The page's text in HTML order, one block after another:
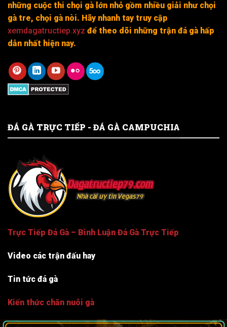
những cuộc thi chọi gà lớn nhỏ gồm nhiều giải như chọi
gà tre, chọi gà nòi. Hãy nhanh tay truy cập
xemdagatructiep.xyz để theo dõi những trận đá gà hấp
dẫn nhất hiện nay.
ĐÁ GÀ TRỰC TIẾP - ĐÁ GÀ CAMPUCHIA
Trực Tiếp Đá Gà – Bình Luận Đá Gà Trực Tiếp
Video các trận đấu hay
Tin tức đá gà
Kiến thức chăn nuôi gà